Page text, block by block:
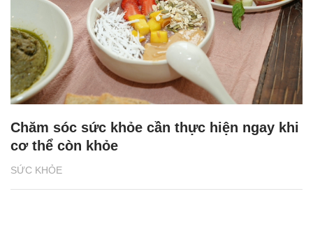
SỨC KHỎE
Chăm sóc sức khỏe cần thực hiện ngay khi
cơ thể còn khỏe